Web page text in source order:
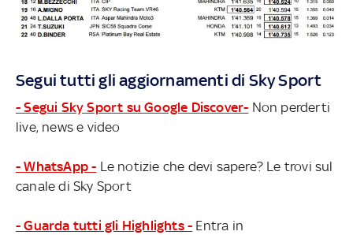
Segui tutti gli aggiornamenti di Sky Sport
- Segui Sky Sport su Google Discover- Non perderti
live, news e video
- WhatsApp - Le notizie che devi sapere? Le trovi sul
canale di Sky Sport
- Guarda tutti gli Highlights - Entra in